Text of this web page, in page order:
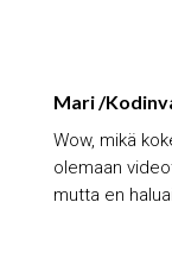
Mari /
Wow, mikä
olemaan
mutta en